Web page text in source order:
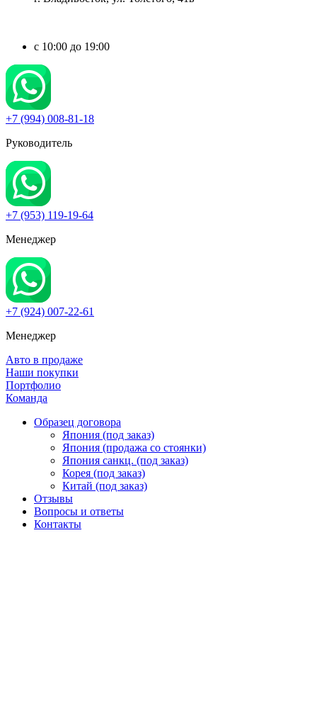
c 10:00 до 19:00
+7 (994) 008-81-18
Руководитель
+7 (953) 119-19-64
Менеджер
+7 (924) 007-22-61
Менеджер
Авто в продаже
Наши покупки
Портфолио
Команда
Образец договора
Япония (под заказ)
Япония (продажа со стоянки)
Япония санкц. (под заказ)
Корея (под заказ)
Китай (под заказ)
Отзывы
Вопросы и ответы
Контакты